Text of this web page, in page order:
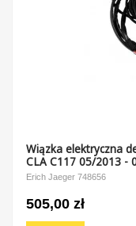
Wiązka elektryczna
CLA C117 05/2013 -
Erich Jaeger 748656
505,00 zł